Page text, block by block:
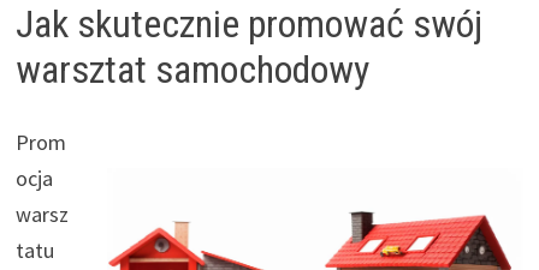
Jak skutecznie promować swój
warsztat samochodowy
Prom
ocja
warsz
tatu